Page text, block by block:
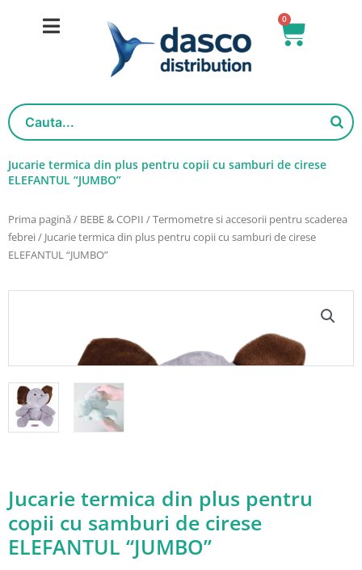
0
Cart
Jucarie termica din plus pentru copii cu samburi de cirese
ELEFANTUL “JUMBO”
Prima pagină / BEBE & COPII /Termometre si accesorii pentru scaderea
febrei/ Jucarie termica din plus pentru copii cu samburi de cirese
ELEFANTUL “JUMBO”
Jucarie termica din plus pentru
copii cu samburi de cirese
ELEFANTUL “JUMBO”